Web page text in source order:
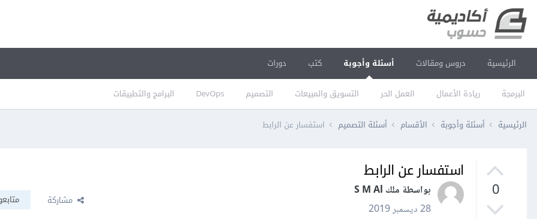
الرئيسية دروس ومقالات أسئلة وأجوبة
البرمجة ريادة الأعمال العمل الحر التسويق والمبيعات التصميم DevOps البرامج والتطبيقات
كتب دورات
الرئيسية أسئلة وأجوبة الأقسام أسئلة التصميم استفسار عن الرابط
0
استفسار عن الرابط
بواسطة ملك S M Al
28 ديسمبر 2019
مشاركة